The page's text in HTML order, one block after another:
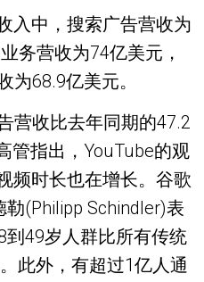
入中，搜索广告营收为
务营收为74亿美元，
为68.9亿美元。
营收比去年同期的47.2
管指出，YouTube的观
频时长也在增长。谷歌
勒(Philipp Schindler)表
到49岁人群比所有传统
此外，有超过1亿人通